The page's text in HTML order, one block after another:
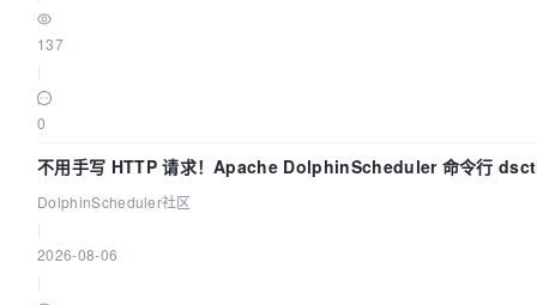
137
0
不用手写 HTTP 请求！Apache DolphinScheduler 命令行
钟上手
DolphinScheduler社区
2026-08-06